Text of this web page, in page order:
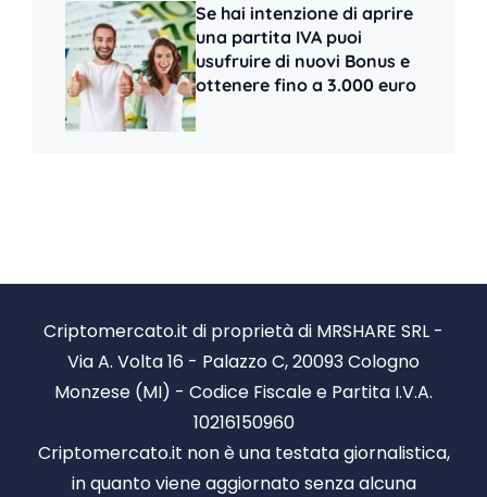
Se hai intenzione di aprire
una partita IVA puoi
usufruire di nuovi Bonus e
ottenere fino a 3.000 euro
Criptomercato.it di proprietà di MRSHARE SRL -
Via A. Volta 16 - Palazzo C, 20093 Cologno
Monzese (MI) - Codice Fiscale e Partita I.V.A.
10216150960
Criptomercato.it non è una testata giornalistica,
in quanto viene aggiornato senza alcuna